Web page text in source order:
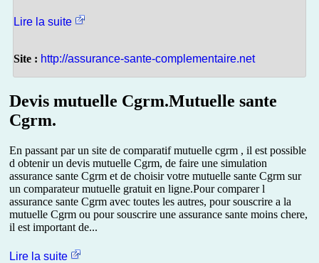
Lire la suite
Site : http://assurance-sante-complementaire.net
Devis mutuelle Cgrm.Mutuelle sante
Cgrm.
En passant par un site de comparatif mutuelle cgrm , il est possible
d obtenir un devis mutuelle Cgrm, de faire une simulation
assurance sante Cgrm et de choisir votre mutuelle sante Cgrm sur
un comparateur mutuelle gratuit en ligne.Pour comparer l
assurance sante Cgrm avec toutes les autres, pour souscrire a la
mutuelle Cgrm ou pour souscrire une assurance sante moins chere,
il est important de...
Lire la suite